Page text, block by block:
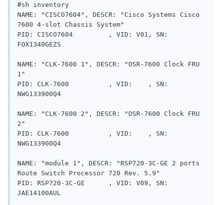
#sh inventory
NAME: "CISCO7604", DESCR: "Cisco Systems Cisco
7600 4-slot Chassis System"
PID: CISCO7604         , VID: V01, SN:
FOX1340GEZS
NAME: "CLK-7600 1", DESCR: "OSR-7600 Clock FRU
1"
PID: CLK-7600          , VID:    , SN:
NWG133900Q4
NAME: "CLK-7600 2", DESCR: "OSR-7600 Clock FRU
2"
PID: CLK-7600          , VID:    , SN:
NWG133900Q4
NAME: "module 1", DESCR: "RSP720-3C-GE 2 ports
Route Switch Processor 720 Rev. 5.9"
PID: RSP720-3C-GE      , VID: V09, SN:
JAE14100AUL